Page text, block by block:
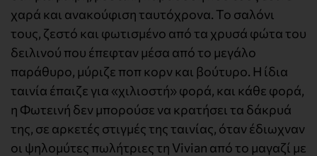
χαρά και ανακούφιση ταυτόχρονα. Το σαλόνι
τους, ζεστό και φωτισμένο από τα χρυσά φώτα του
δειλινού που έπεφταν μέσα από το μεγάλο
παράθυρο, μύριζε ποπ κορν και βούτυρο. Η ίδια
ταινία έπαιζε για «χιλιοστή» φορά, και κάθε φορά,
η Φωτεινή δεν μπορούσε να κρατήσει τα δάκρυά
της, σε αρκετές στιγμές της ταινίας, όταν έδιωχναν
οι ψηλομύτες πωλήτριες τη Vivian από το μαγαζί με